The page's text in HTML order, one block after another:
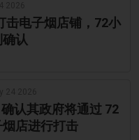
击电子烟店铺，72小
认
认其政府将通过 72
店进行打击